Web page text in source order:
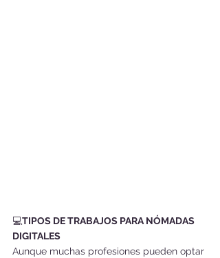
💻TIPOS DE TRABAJOS PARA NÓMADAS
DIGITALES
Aunque muchas profesiones pueden optar